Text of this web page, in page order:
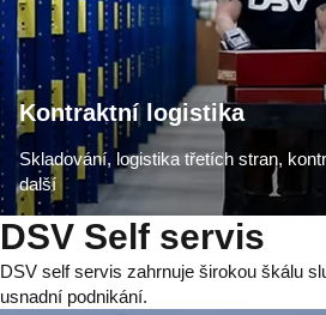
Kontraktní logistika
Skladování, logistika třetích stran,
další
DSV Self servis
DSV self servis zahrnuje širokou škálu
usnadní podnikání.